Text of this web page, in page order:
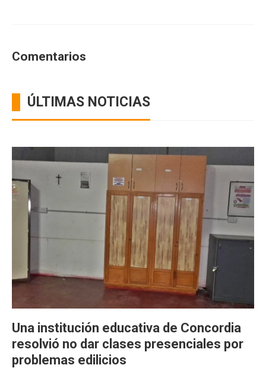
Comentarios
ÚLTIMAS NOTICIAS
Una institución educativa de Concordia
resolvió no dar clases presenciales por
problemas edilicios